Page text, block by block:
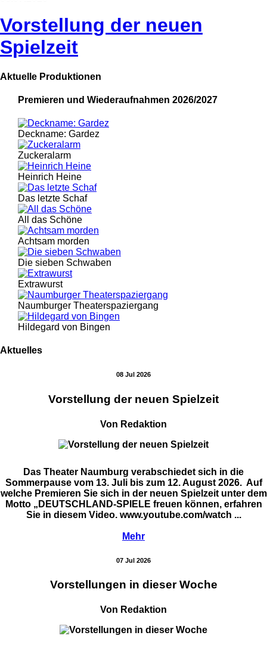
Vorstellung der neuen
Spielzeit
Aktuelle Produktionen
Premieren und Wiederaufnahmen 2026/2027
Deckname: Gardez
Zuckeralarm
Heinrich Heine
Das letzte Schaf
All das Schöne
Achtsam morden
Die sieben Schwaben
Extrawurst
Naumburger Theaterspaziergang
Hildegard von Bingen
Aktuelles
08 Jul 2026
Vorstellung der neuen Spielzeit
Von Redaktion
Das Theater Naumburg verabschiedet sich in die
Sommerpause vom 13. Juli bis zum 12. August 2026. Auf
welche Premieren Sie sich in der neuen Spielzeit unter dem
Motto „DEUTSCHLAND-SPIELE freuen können, erfahren
Sie in diesem Video. www.youtube.com/watch ...
Mehr
07 Jul 2026
Vorstellungen in dieser Woche
Von Redaktion